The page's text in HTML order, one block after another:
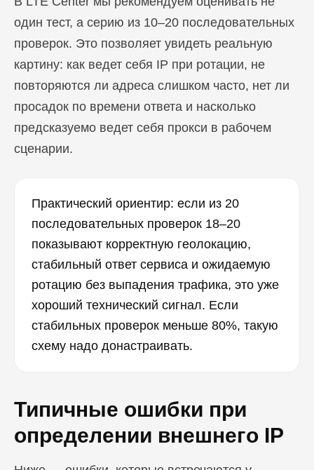
один тест, а серию из 10–20 последовательных
проверок. Это позволяет увидеть реальную
картину: как ведет себя IP при ротации, не
повторяются ли адреса слишком часто, нет ли
просадок по времени ответа и насколько
предсказуемо ведет себя прокси в рабочем
сценарии.
Практический ориентир: если из 20
последовательных проверок 18–20
показывают корректную геолокацию,
стабильный ответ сервиса и ожидаемую
ротацию без выпадения трафика, это уже
хороший технический сигнал. Если
стабильных проверок меньше 80%, такую
схему надо донастраивать.
Типичные ошибки при
определении внешнего IP